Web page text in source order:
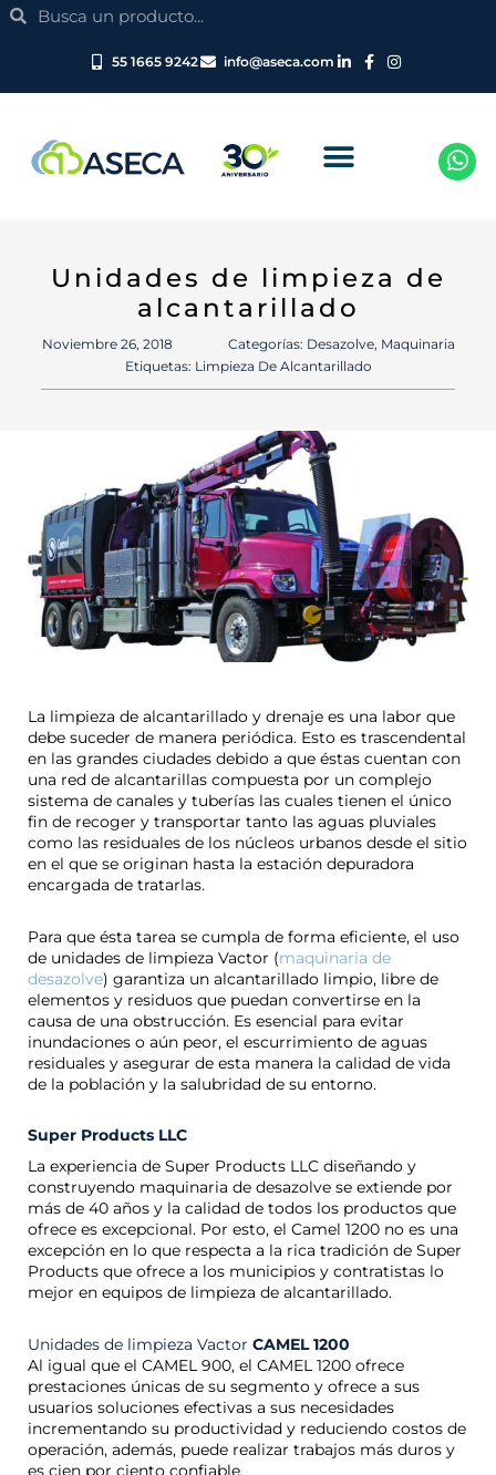
SearchSearch
55 1665 9242 info@aseca.com
Unidades de limpieza de
alcantarillado
Noviembre 26, 2018 Categorías: Desazolve, Maquinaria
Etiquetas: Limpieza De Alcantarillado
La limpieza de alcantarillado y drenaje es una labor que
debe suceder de manera periódica. Esto es trascendental
en las grandes ciudades debido a que éstas cuentan con
una red de alcantarillas compuesta por un complejo
sistema de canales y tuberías las cuales tienen el único
fin de recoger y transportar tanto las aguas pluviales
como las residuales de los núcleos urbanos desde el sitio
en el que se originan hasta la estación depuradora
encargada de tratarlas.
Para que ésta tarea se cumpla de forma eficiente, el uso
de unidades de limpieza Vactor (maquinaria de
desazolve) garantiza un alcantarillado limpio, libre de
elementos y residuos que puedan convertirse en la
causa de una obstrucción. Es esencial para evitar
inundaciones o aún peor, el escurrimiento de aguas
residuales y asegurar de esta manera la calidad de vida
de la población y la salubridad de su entorno.
Super Products LLC
La experiencia de Super Products LLC diseñando y
construyendo maquinaria de desazolve se extiende por
más de 40 años y la calidad de todos los productos que
ofrece es excepcional. Por esto, el Camel 1200 no es una
excepción en lo que respecta a la rica tradición de Super
Products que ofrece a los municipios y contratistas lo
mejor en equipos de limpieza de alcantarillado.
Unidades de limpieza Vactor CAMEL 1200
Al igual que el CAMEL 900, el CAMEL 1200 ofrece
prestaciones únicas de su segmento y ofrece a sus
usuarios soluciones efectivas a sus necesidades
incrementando su productividad y reduciendo costos de
operación, además, puede realizar trabajos más duros y
es cien por ciento confiable.